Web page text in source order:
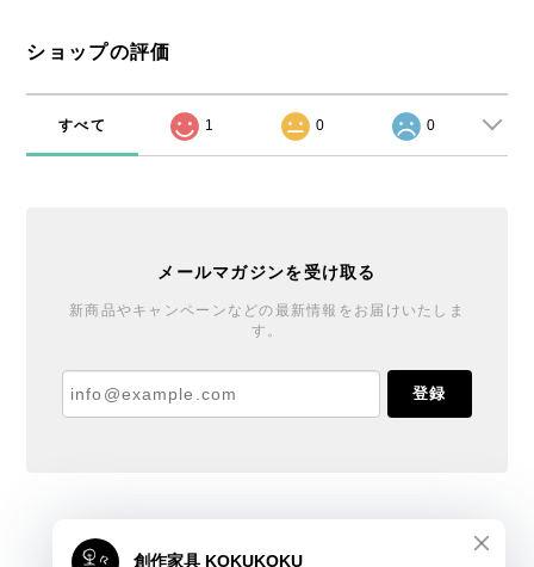
ショップの評価
すべて 1 0 0
メールマガジンを受け取る
新商品やキャンペーンなどの最新情報をお届けいたしま
す。
登録
創作家具 KOKUKOKU